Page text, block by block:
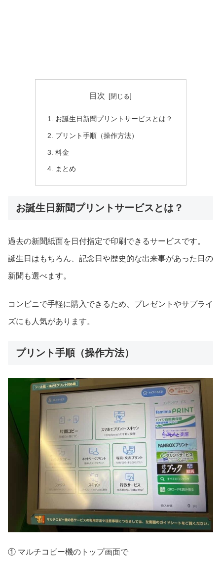
目次
お誕生日新聞プリントサービスとは？
プリント手順（操作方法）
料金
まとめ
お誕生日新聞プリントサービスとは？
過去の新聞紙面を日付指定で印刷できるサービスです。
誕生日はもちろん、記念日や歴史的な出来事があった日の
新聞も選べます。
コンビニで手軽に購入できるため、プレゼントやサプライ
ズにも人気があります。
プリント手順（操作方法）
① マルチコピー機のトップ画面で